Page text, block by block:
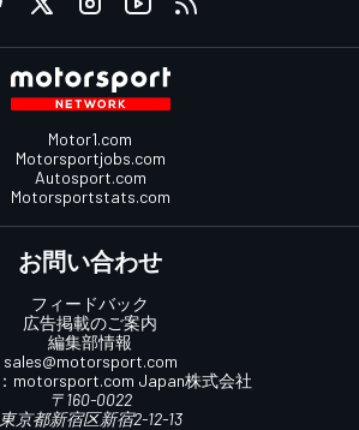
Motor1.com
Motorsportjobs.com
Autosport.com
Motorsportstats.com
お問い合わせ
フィードバック
広告掲載のご案内
編集部情報
sales@motorsport.com
motorsport.com Japan株式会社
〒160-0022
東京都新宿区新宿2-12-13